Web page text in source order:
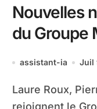
Nouvelles
du Groupe
assistant-ia Juil
Laure Roux, Pierre Valade et Frédéric Ewald
rejoignent le